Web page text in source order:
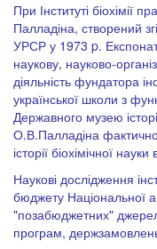
При Інституті
Палладіна, створений
УРСР у 1973 p.
наукову, науково-
діяльність фундатора
української школи з
Державного музею
О.В.Палладіна
історії біохімічної науки
Наукові дослідження
бюджету Національної
"позабюджетних" джерел
програм,